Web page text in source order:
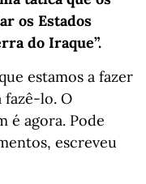
os Estados
do Iraque”.
estamos a fazer
fazê-lo. O
é agora. Pode
escreveu